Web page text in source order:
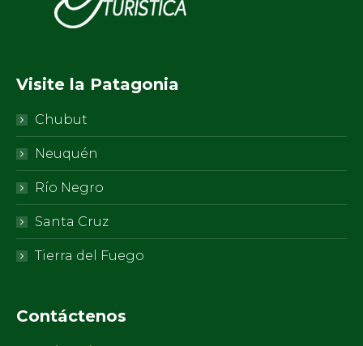
Visite la Patagonia
Chubut
Neuquén
Río Negro
Santa Cruz
Tierra del Fuego
Contáctenos